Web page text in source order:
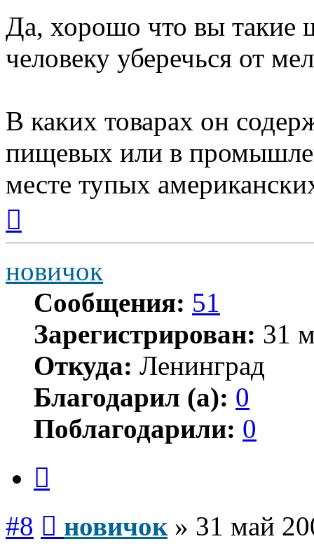
Да, хорошо что вы такие
человеку уберечься от
В каких товарах он
пищевых или в
месте тупых
началу
новичок
Сообщения: 51
Зарегистрирован: 31
Откуда: Ленинград
Благодарил (а): 0
Поблагодарили: 0
#8 новичок» 31 май